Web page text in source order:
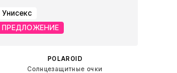
Унисекс
ПРЕДЛОЖЕНИЕ
POLAROID
Солнцезащитные очки